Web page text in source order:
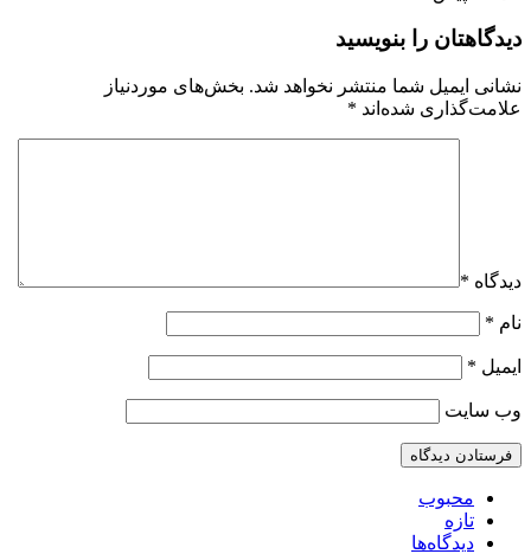
دیدگاهتان را بنویسید
نشانی ایمیل شما منتشر نخواهد شد. بخش‌های موردنیاز
علامت‌گذاری شده‌اند *
دیدگاه *
نام *
ایمیل *
وب‌ سایت
محبوب
تازه
دیدگاه‌ها